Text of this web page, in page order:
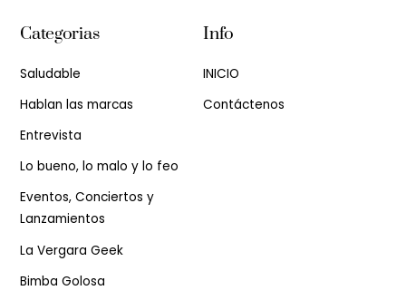
Categorias
Saludable
Hablan las marcas
Entrevista
Lo bueno, lo malo y lo feo
Eventos, Conciertos y
Lanzamientos
La Vergara Geek
Bimba Golosa
Info
INICIO
Contáctenos